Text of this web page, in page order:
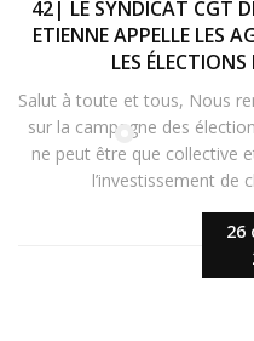
26
42| LE SYNDICAT CGT
ETIENNE APPELLE LES
LES
Salut à toute et tous, Nous
sur la campagne des
ne peut être que collective
l’investissement de